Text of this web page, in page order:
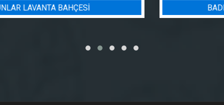
BADEM BAHÇESI SULAMA PROJESI